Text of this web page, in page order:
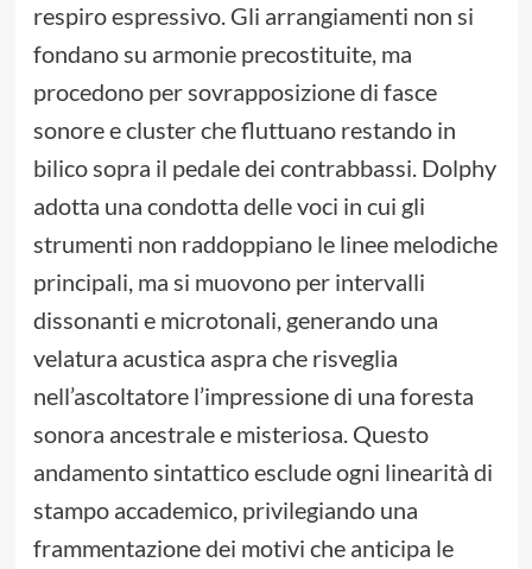
respiro espressivo. Gli arrangiamenti non si
fondano su armonie precostituite, ma
procedono per sovrapposizione di fasce
sonore e cluster che fluttuano restando in
bilico sopra il pedale dei contrabbassi. Dolphy
adotta una condotta delle voci in cui gli
strumenti non raddoppiano le linee melodiche
principali, ma si muovono per intervalli
dissonanti e microtonali, generando una
velatura acustica aspra che risveglia
nell’ascoltatore l’impressione di una foresta
sonora ancestrale e misteriosa. Questo
andamento sintattico esclude ogni linearità di
stampo accademico, privilegiando una
frammentazione dei motivi che anticipa le